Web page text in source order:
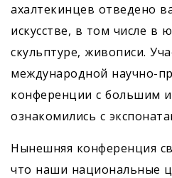
ахалтекинцев отведено
искусстве, в том числе в
скульптуре, живописи.
международной научно-
конференции с большим
ознакомились с
Нынешняя конференция
что наши национальные